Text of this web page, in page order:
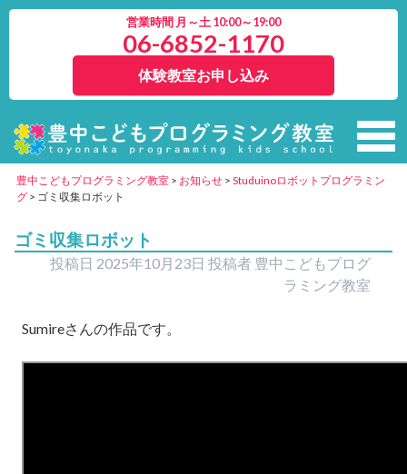
営業時間 月～土 10:00～19:00
06-6852-1170
体験教室お申し込み
豊中こどもプログラミング教室 > お知らせ > Studuinoロボットプログラミン
グ > ゴミ収集ロボット
ゴミ収集ロボット
投稿日 2025年10月23日 投稿者 豊中こどもプログ
ラミング教室
Sumireさんの作品です。